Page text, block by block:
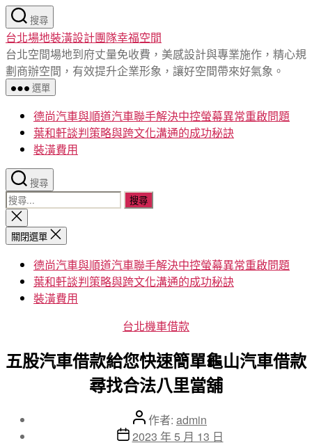
跳
至
主
要
內
容
搜尋
台北場地裝潢設計團隊幸福空間
台北空間場地到府丈量免收費，美感設計與專業施作，精心規
劃商辦空間，有效提升企業形象，讓好空間帶來好氣象。
選單
德尚汽車與順道汽車聯手解決中控螢幕異常重啟問題
葉和軒談判策略與跨文化溝通的成功秘訣
裝潢費用
搜尋
搜
尋
關
鍵
關
閉
搜
關閉選單
德尚汽車與順道汽車聯手解決中控螢幕異常重啟問題
葉和軒談判策略與跨文化溝通的成功秘訣
裝潢費用
分
台北機車借款
五股汽車借款給您快速簡單龜山汽車借款
尋找合法八里當舖
文
章
作者: admin
文 2023 年 5 月 13 日